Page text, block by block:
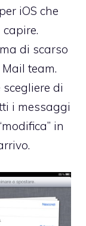
iOS che
di scarso
team.
di
i messaggi
in